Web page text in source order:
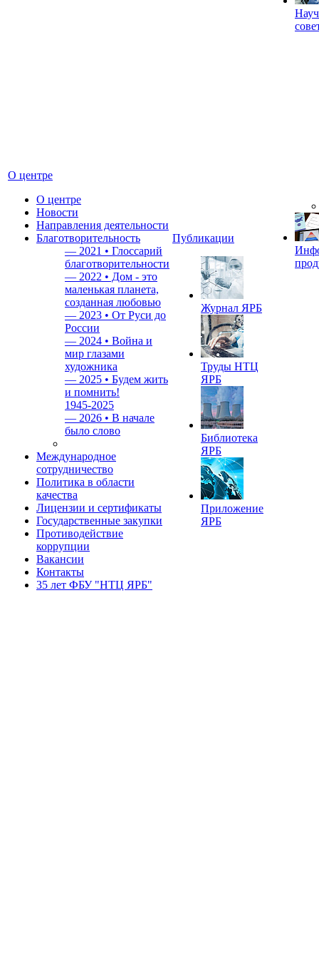
О центре
О центре
Новости
Направления деятельности
Благотворительность
— 2021 • Глоссарий
благотворительности
— 2022 • Дом - это
маленькая планета,
созданная любовью
— 2023 • От Руси до
России
— 2024 • Война и
мир глазами
художника
— 2025 • Будем жить
и помнить!
1945-2025
— 2026 • В начале
было слово
Международное
сотрудничество
Политика в области
качества
Лицензии и сертификаты
Государственные закупки
Противодействие
коррупции
Вакансии
Контакты
35 лет ФБУ "НТЦ ЯРБ"
Публикации
Журнал ЯРБ
Труды НТЦ
ЯРБ
Библиотека
ЯРБ
Приложение
ЯРБ